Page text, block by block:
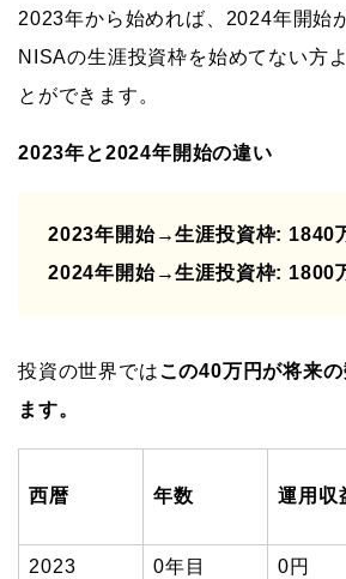
2023年から始めれば、2024年開始
NISAの生涯投資枠を始めてない方
とができます。
2023年と2024年開始の違い
2023年開始→生涯投資枠: 1840
2024年開始→生涯投資枠: 1800
投資の世界では この40万円が将来
ます。
西暦 年数 運用収
2023 0年目 0円